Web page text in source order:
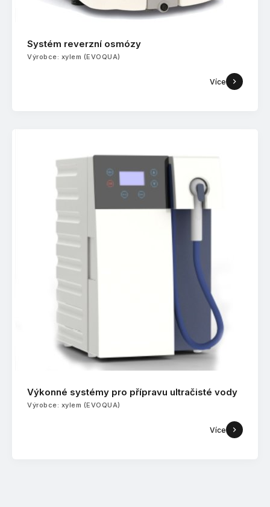
Systém reverzní osmózy
Výrobce: xylem (EVOQUA)
Více
Výkonné systémy pro přípravu ultračisté vody
Výrobce: xylem (EVOQUA)
Více